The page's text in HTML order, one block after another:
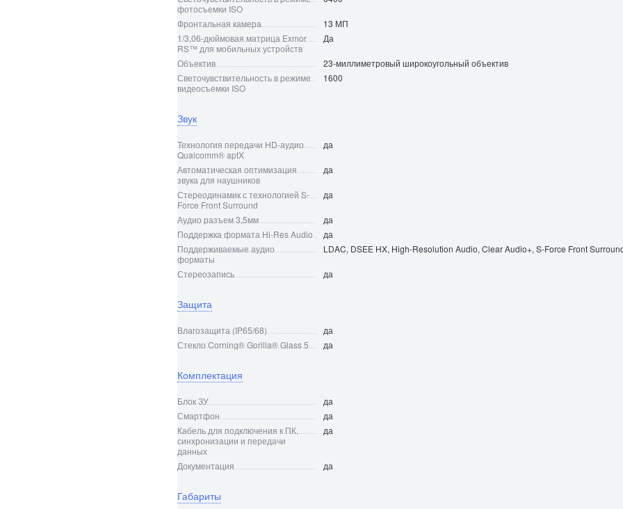
фотосъемки ISO
Фронтальная камера
13 МП
1/3,06-дюймовая матрица Exmor
RS™ для мобильных устройств
Да
Объектив
23-миллиметровый широкоугольный объектив
Светочувствительность в режиме
видеосъемки ISO
1600
Звук
Технология передачи HD-аудио
Qualcomm® aptX
да
Автоматическая оптимизация
звука для наушников
да
Стереодинамик с технологией S-
Force Front Surround
да
Аудио разъем 3,5мм
да
Поддержка формата Hi-Res Audio
да
Поддерживаемые аудио
форматы
LDAC, DSEE HX, High-Resolution Audio, Clear Audio+, S-Force Front
Стереозапись да
Защита
Влагозащита (IP65/68)
да
Стекло Corning® Gorilla® Glass 5
да
Комплектация
Блок ЗУ
да
Смартфон
да
Кабель для подключения к ПК,
синхронизации и передачи
данных
да
Документация да
Габариты